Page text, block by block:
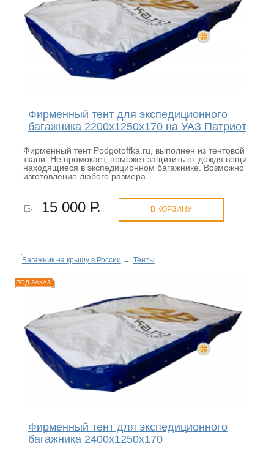
Фирменный тент для экспедиционного
багажника 2200х1250х170 на УАЗ Патриот
Фирменный тент Podgotoffka.ru, выполнен из тентовой
ткани. Не промокает, поможет защитить от дождя вещи
находящиеся в экспедиционном багажнике. Возможно
изготовление любого размера.
15 000 Р. В КОРЗИНУ
Багажник на крышу в России → Тенты
ПОД ЗАКАЗ
Фирменный тент для экспедиционного
багажника 2400х1250х170